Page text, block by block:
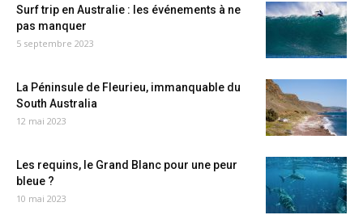
Surf trip en Australie : les événements à ne
pas manquer
5 septembre 2023
La Péninsule de Fleurieu, immanquable du
South Australia
12 mai 2023
Les requins, le Grand Blanc pour une peur
bleue ?
10 mai 2023